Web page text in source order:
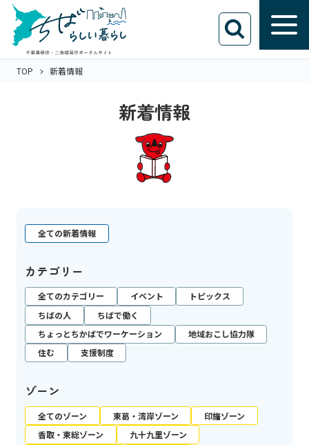
TOP 新着情報
新着情報
全ての新着情報
カテゴリー
全てのカテゴリー イベント
トピックス
ちばの人
ちばで働く
ちょっとちかばでワーケーション
地域おこし協力隊
住む
支援制度
ゾーン
全てのゾーン 東葛・湾岸ゾーン
印旛ゾーン
香取・東総ゾーン
九十九里ゾーン